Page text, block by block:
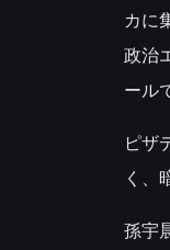
カに
政治
ール
ピザ
く、
孫宇